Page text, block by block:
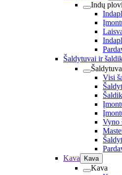
Indų
Šaldytuvai ir
Visi
Vyno
Kava
Kava
Kava